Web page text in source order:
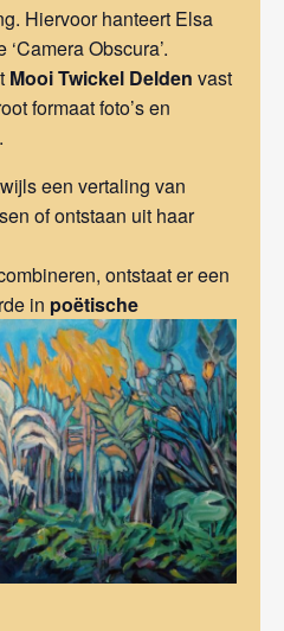
Hiervoor hanteert Elsa
Obscura’.
Mooi Twickel Delden vast
formaat foto’s en
een vertaling van
of ontstaan uit haar
ontstaat er een
in poëtische